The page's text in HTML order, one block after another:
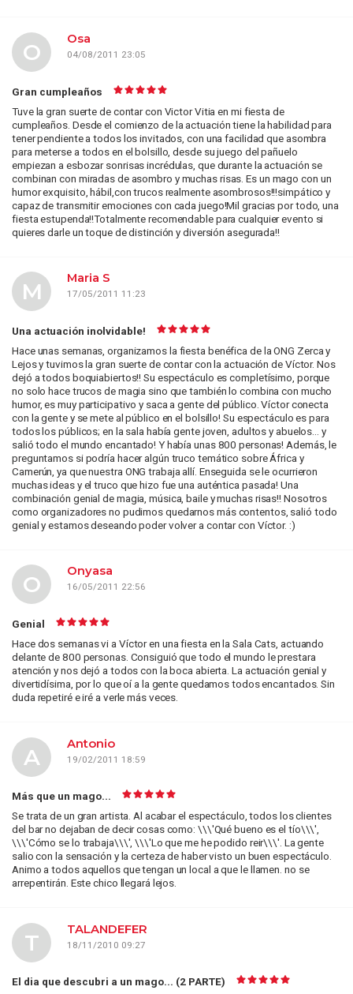
Osa
04/08/2011 23:05
O
Gran cumpleaños
Tuve la gran suerte de contar con Victor Vitia en mi fiesta de
cumpleaños. Desde el comienzo de la actuación tiene la habilidad para
tener pendiente a todos los invitados, con una facilidad que asombra
para meterse a todos en el bolsillo, desde su juego del pañuelo
empiezan a esbozar sonrisas incrédulas, que durante la actuación se
combinan con miradas de asombro y muchas risas. Es un mago con un
humor exquisito, hábil,con trucos realmente asombrosos!!!simpático y
capaz de transmitir emociones con cada juego!Mil gracias por todo, una
fiesta estupenda!!Totalmente recomendable para cualquier evento si
quieres darle un toque de distinción y diversión asegurada!!
Maria S
17/05/2011 11:23
M
Una actuación inolvidable!
Hace unas semanas, organizamos la fiesta benéfica de la ONG Zerca y
Lejos y tuvimos la gran suerte de contar con la actuación de Víctor. Nos
dejó a todos boquiabiertos!! Su espectáculo es completísimo, porque
no solo hace trucos de magia sino que también lo combina con mucho
humor, es muy participativo y saca a gente del público. Víctor conecta
con la gente y se mete al público en el bolsillo! Su espectáculo es para
todos los públicos; en la sala había gente joven, adultos y abuelos… y
salió todo el mundo encantado! Y había unas 800 personas! Además, le
preguntamos si podría hacer algún truco temático sobre África y
Camerún, ya que nuestra ONG trabaja allí. Enseguida se le ocurrieron
muchas ideas y el truco que hizo fue una auténtica pasada! Una
combinación genial de magia, música, baile y muchas risas!! Nosotros
como organizadores no pudimos quedarnos más contentos, salió todo
genial y estamos deseando poder volver a contar con Víctor. :)
Onyasa
16/05/2011 22:56
O
Genial
Hace dos semanas vi a Víctor en una fiesta en la Sala Cats, actuando
delante de 800 personas. Consiguió que todo el mundo le prestara
atención y nos dejó a todos con la boca abierta. La actuación genial y
divertidísima, por lo que oí a la gente quedamos todos encantados. Sin
duda repetiré e iré a verle más veces.
Antonio
19/02/2011 18:59
A
Más que un mago...
Se trata de un gran artista. Al acabar el espectáculo, todos los clientes
del bar no dejaban de decir cosas como: \\\'Qué bueno es el tío\\\',
\\\'Cómo se lo trabaja\\\', \\\'Lo que me he podido reir\\\'. La gente
salio con la sensación y la certeza de haber visto un buen espectáculo.
Animo a todos aquellos que tengan un local a que le llamen. no se
arrepentirán. Este chico llegará lejos.
TALANDEFER
18/11/2010 09:27
T
El dia que descubri a un mago... (2 PARTE)